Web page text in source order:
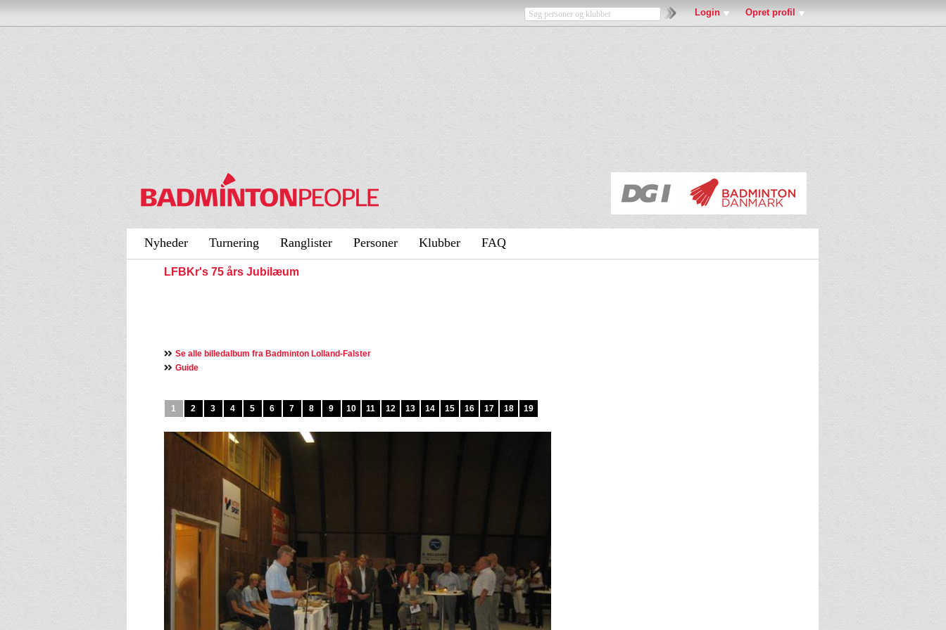
Login Opret profil
Nyheder Turnering Ranglister Personer Klubber FAQ
LFBKr's 75 års Jubilæum
Se alle billedalbum fra Badminton Lolland-Falster
Guide
1 2 3 4 5 6 7 8 9 10 11 12 13 14 15 16 17 18 19